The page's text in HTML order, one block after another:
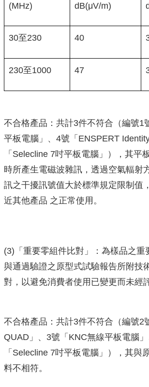
(MHz) dB(μV/m)
30至230 40
230至1000 47
不合格產品：共計3件不符合（編號1
平板電腦」、4號「ENSPERT
「Selecline 7吋平板電腦」），其平
時所產生電磁波雜訊，透過空氣輻射
訊之干擾訊號值大於標準規定限制值
近其他產品 之正常使用。
(3)「重要零組件比對」：為樣品之重
與通過驗證之原型式試驗報告所附技
對，以避免消費者使用已變更而未經
不合格產品：共計3件不符合（編號2
QUAD」、3號「KNC無線平板電腦
「Selecline 7吋平板電腦」），其與
料不相符。